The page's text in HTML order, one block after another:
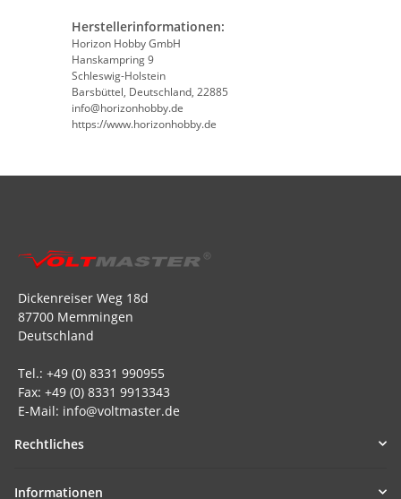
Herstellerinformationen:
Horizon Hobby GmbH
Hanskampring 9
Schleswig-Holstein
Barsbüttel, Deutschland, 22885
info@horizonhobby.de
https://www.horizonhobby.de
Dickenreiser Weg 18d
87700 Memmingen
Deutschland
Tel.: +49 (0) 8331 990955
Fax: +49 (0) 8331 9913343
E-Mail: info@voltmaster.de
Rechtliches
Informationen